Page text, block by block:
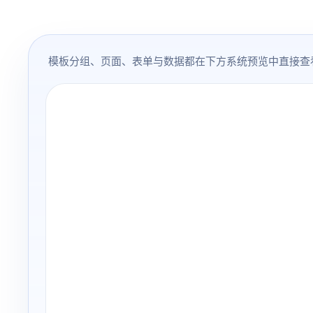
模板分组、页面、表单与数据都在下方系统预览中直接查